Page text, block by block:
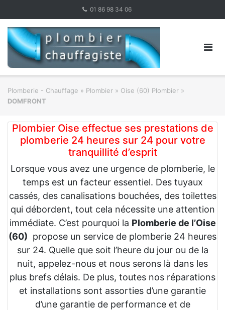
content
01 86 98 34 06
Plomberie - Chauffage » Plombier » Oise (60) Plombier »
DOMFRONT
Plombier Oise effectue ses prestations de
plomberie 24 heures sur 24 pour votre
tranquillité d’esprit
Lorsque vous avez une urgence de plomberie, le
temps est un facteur essentiel. Des tuyaux
cassés, des canalisations bouchées, des toilettes
qui débordent, tout cela nécessite une attention
immédiate. C’est pourquoi la Plomberie de l’Oise
(60) propose un service de plomberie 24 heures
sur 24. Quelle que soit l’heure du jour ou de la
nuit, appelez-nous et nous serons là dans les
plus brefs délais. De plus, toutes nos réparations
et installations sont assorties d’une garantie
d’une garantie de performance et de